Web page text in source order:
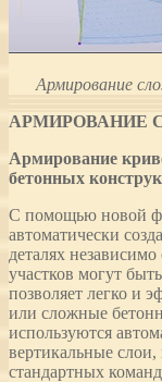
Армирование
АРМИРОВАНИЕ
Армирование
бетонных
С помощью новой
автоматически
деталях
участков могут
позволяет легко и
или сложные
используются
вертикальные
стандартных